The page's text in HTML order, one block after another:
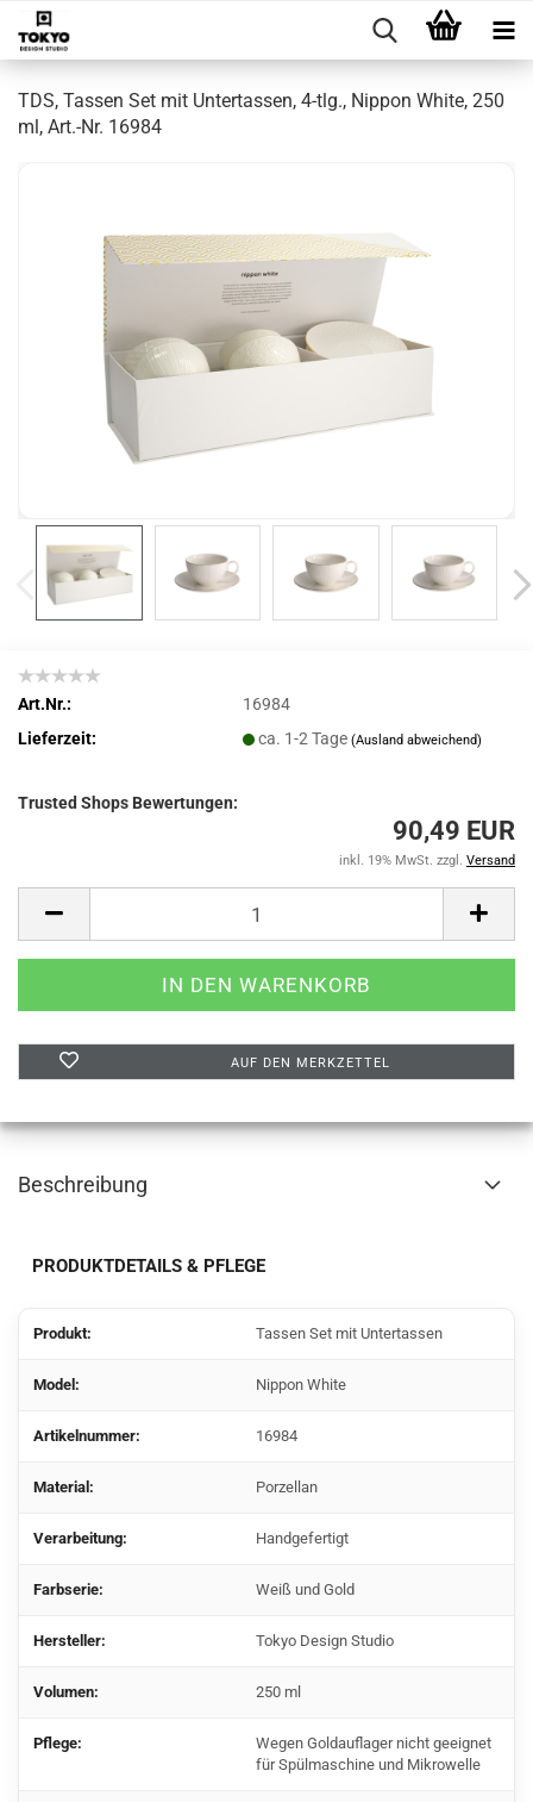
TDS, Tassen Set mit Untertassen, 4-tlg., Nippon White, 250
ml, Art.-Nr. 16984
Art.Nr.:
16984
Lieferzeit:
ca. 1-2 Tage(Ausland abweichend)
Trusted Shops Bewertungen:
90,49 EUR
inkl. 19% MwSt. zzgl. Versand
AUF DEN MERKZETTEL
Beschreibung
PRODUKTDETAILS & PFLEGE
Produkt: Tassen Set mit Untertassen
Model: Nippon White
Artikelnummer: 16984
Material: Porzellan
Verarbeitung: Handgefertigt
Farbserie: Weiß und Gold
Hersteller: Tokyo Design Studio
Volumen: 250 ml
Pflege:
Wegen Goldauflager nicht geeignet
für Spülmaschine und Mikrowelle